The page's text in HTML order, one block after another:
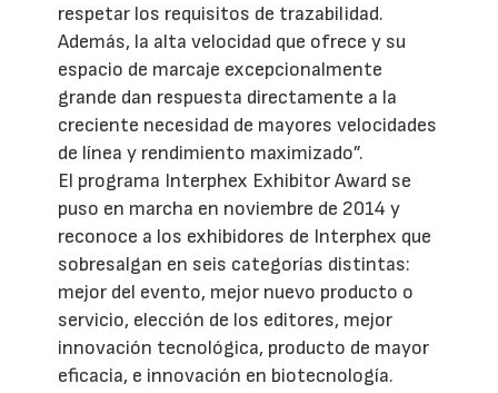
respetar los requisitos de trazabilidad.
Además, la alta velocidad que ofrece y su
espacio de marcaje excepcionalmente
grande dan respuesta directamente a la
creciente necesidad de mayores velocidades
de línea y rendimiento maximizado”.
El programa Interphex Exhibitor Award se
puso en marcha en noviembre de 2014 y
reconoce a los exhibidores de Interphex que
sobresalgan en seis categorías distintas:
mejor del evento, mejor nuevo producto o
servicio, elección de los editores, mejor
innovación tecnológica, producto de mayor
eficacia, e innovación en biotecnología.